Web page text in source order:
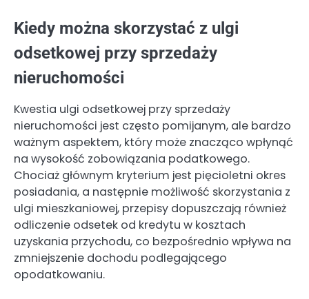
Kiedy można skorzystać z ulgi
odsetkowej przy sprzedaży
nieruchomości
Kwestia ulgi odsetkowej przy sprzedaży
nieruchomości jest często pomijanym, ale bardzo
ważnym aspektem, który może znacząco wpłynąć
na wysokość zobowiązania podatkowego.
Chociaż głównym kryterium jest pięcioletni okres
posiadania, a następnie możliwość skorzystania z
ulgi mieszkaniowej, przepisy dopuszczają również
odliczenie odsetek od kredytu w kosztach
uzyskania przychodu, co bezpośrednio wpływa na
zmniejszenie dochodu podlegającego
opodatkowaniu.